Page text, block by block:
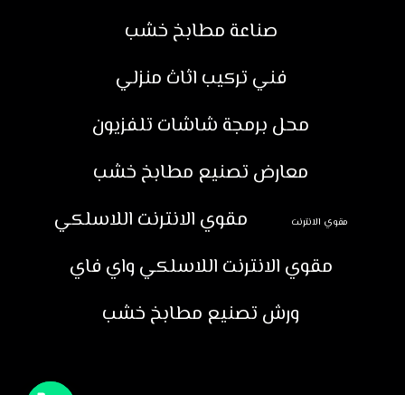
صناعة مطابخ خشب
فني تركيب اثاث منزلي
محل برمجة شاشات تلفزيون
معارض تصنيع مطابخ خشب
مقوي الانترنت
مقوي الانترنت اللاسلكي
مقوي الانترنت اللاسلكي واي فاي
ورش تصنيع مطابخ خشب